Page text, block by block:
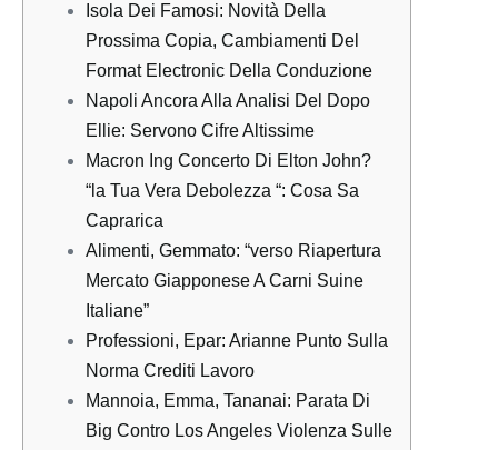
Isola Dei Famosi: Novità Della
Prossima Copia, Cambiamenti Del
Format Electronic Della Conduzione
Napoli Ancora Alla Analisi Del Dopo
Ellie: Servono Cifre Altissime
Macron Ing Concerto Di Elton John?
“la Tua Vera Debolezza “: Cosa Sa
Caprarica
Alimenti, Gemmato: “verso Riapertura
Mercato Giapponese A Carni Suine
Italiane”
Professioni, Epar: Arianne Punto Sulla
Norma Crediti Lavoro
Mannoia, Emma, Tananai: Parata Di
Big Contro Los Angeles Violenza Sulle